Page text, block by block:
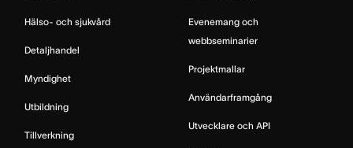
Hälso- och sjukvård
Detaljhandel
Myndighet
Utbildning
Tillverkning
Evenemang och
webbseminarier
Projektmallar
Användarframgång
Utvecklare och API